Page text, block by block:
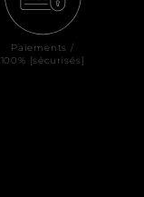
Paiements /
100% [sécurisés]